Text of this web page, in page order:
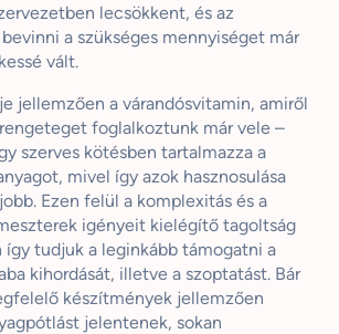
lecsökkent, és az
a szükséges mennyiséget már
vált.
jellemzően a várandósvitamin, amiről
foglalkoztunk már vele –
szerves kötésben tartalmazza a
mivel így azok hasznosulása
Ezen felül a komplexitás és a
igényeit kielégítő tagoltság
így tudjuk a leginkább támogatni a
kihordását, illetve a szoptatást. Bár
készítmények jellemzően
jelentenek, sokan